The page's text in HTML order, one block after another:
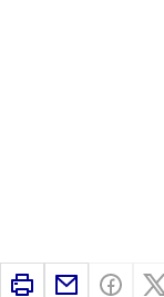
ImprimerPartager